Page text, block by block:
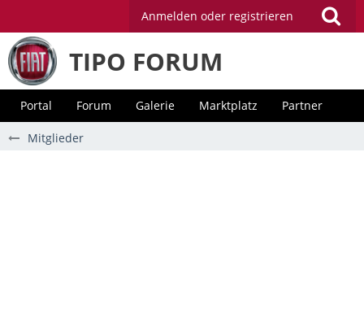
Anmelden oder registrieren
TIPO FORUM
Portal Forum Galerie Marktplatz Partner
Mitglieder